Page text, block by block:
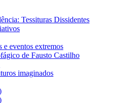
Tessituras Dissidentes
e eventos extremos
de Fausto Castilho
imaginados